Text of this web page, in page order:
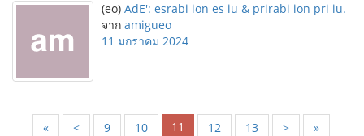
(eo) AdE': esrabi ion es iu & prirabi ion pri iu.
จาก amigueo
11 มกราคม 2024
« < 9 10 11 12 13 > »